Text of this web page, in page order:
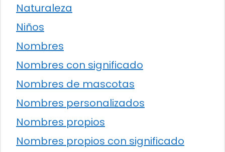
Naturaleza
Niños
Nombres
Nombres con significado
Nombres de mascotas
Nombres personalizados
Nombres propios
Nombres propios con significado